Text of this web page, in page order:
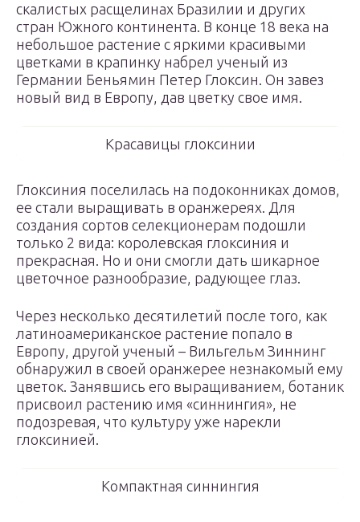
скалистых расщелинах Бразилии и других
стран Южного континента. В конце 18 века на
небольшое растение с яркими красивыми
цветками в крапинку набрел ученый из
Германии Беньямин Петер Глоксин. Он завез
новый вид в Европу, дав цветку свое имя.
Красавицы глоксинии
Глоксиния поселилась на подоконниках домов,
ее стали выращивать в оранжереях. Для
создания сортов селекционерам подошли
только 2 вида: королевская глоксиния и
прекрасная. Но и они смогли дать шикарное
цветочное разнообразие, радующее глаз.
Через несколько десятилетий после того, как
латиноамериканское растение попало в
Европу, другой ученый – Вильгельм Зиннинг
обнаружил в своей оранжерее незнакомый ему
цветок. Занявшись его выращиванием, ботаник
присвоил растению имя «синнингия», не
подозревая, что культуру уже нарекли
глоксинией.
Компактная синнингия